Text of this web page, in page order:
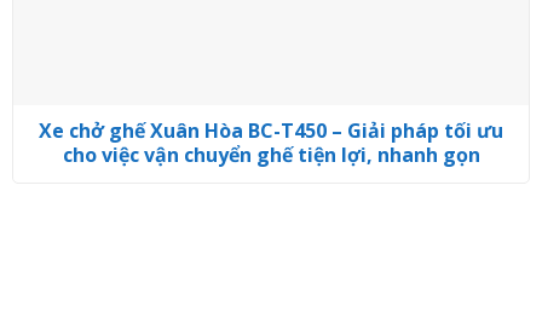
Xe chở ghế Xuân Hòa BC-T450 – Giải pháp tối ưu
cho việc vận chuyển ghế tiện lợi, nhanh gọn